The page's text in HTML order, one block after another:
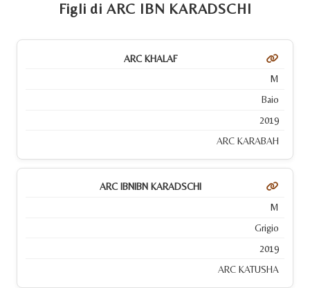
Figli di ARC IBN KARADSCHI
ARC KHALAF
M
Baio
2019
ARC KARABAH
ARC IBNIBN KARADSCHI
M
Grigio
2019
ARC KATUSHA